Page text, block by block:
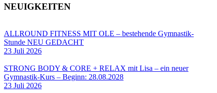
NEUIGKEITEN
ALLROUND FITNESS MIT OLE – bestehende Gymnastik-
Stunde NEU GEDACHT
23 Juli 2026
STRONG BODY & CORE + RELAX mit Lisa – ein neuer
Gymnastik-Kurs – Beginn: 28.08.2028
23 Juli 2026